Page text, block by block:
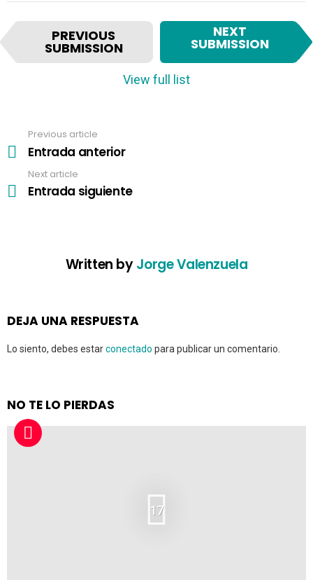
I
e
i
g
t
PREVIOUS
SUBMISSION
NEXT
SUBMISSION
View full list
more
Previous article
Entrada anterior
Next article
Entrada siguiente
Written byJorge Valenzuela
DEJA UNA RESPUESTA
Lo siento, debes estarconectado para publicar un comentario.
NO TE LO PIERDAS
17